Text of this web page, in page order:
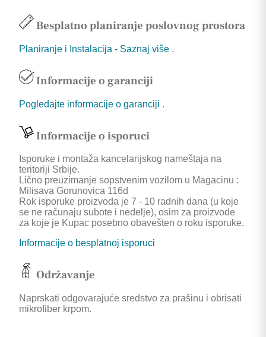
Besplatno planiranje poslovnog prostora
Planiranje i Instalacija - Saznaj više .
Informacije o garanciji
Pogledajte informacije o garanciji .
Informacije o isporuci
Isporuke i montaža kancelarijskog nameštaja na
teritoriji Srbije.
Lično preuzimanje sopstvenim vozilom u Magacinu :
Milisava Gorunovica 116d
Rok isporuke proizvoda je 7 - 10 radnih dana (u koje
se ne računaju subote i nedelje), osim za proizvode
za koje je Kupac posebno obavešten o roku isporuke.
Informacije o besplatnoj isporuci
Održavanje
Naprskati odgovarajuće sredstvo za prašinu i obrisati
mikrofiber krpom.